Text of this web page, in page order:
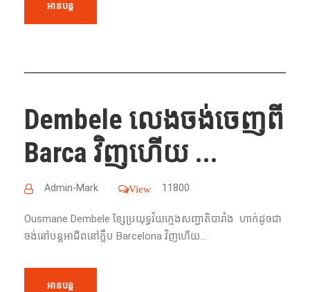
អានបន្ត
Dembele លេងចង់ចេញពី
Barca វិញ​ហើយ​ ...
Admin-Mark View 11800
Ousmane Dembele ខ្សែ​ប្រយុទ្ធវ័យក្មេងសញ្ជាតិបារាំង​ ហាក់ដូចជា
ចង់​នៅ​បន្ត​អាជីព​នៅ​ក្លឹប​ Barcelona វិញ​ហើយ​...
អានបន្ត